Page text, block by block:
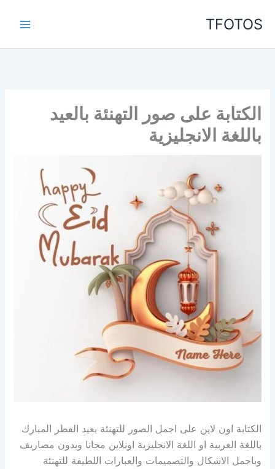
TFOTOS
الكتابة على صور التهنئة بالعيد
باللغة الانجليزية
الكتابة اون لاين على اجمل الصور للتهنئة بعيد الفطر المبارك
باللغة العربية او اللغة الانجليزية اونلاين مجانا وبدون مصاريف
وباجمل الاشكال والتصميمات والعبارات اللطيفة للتهنئة